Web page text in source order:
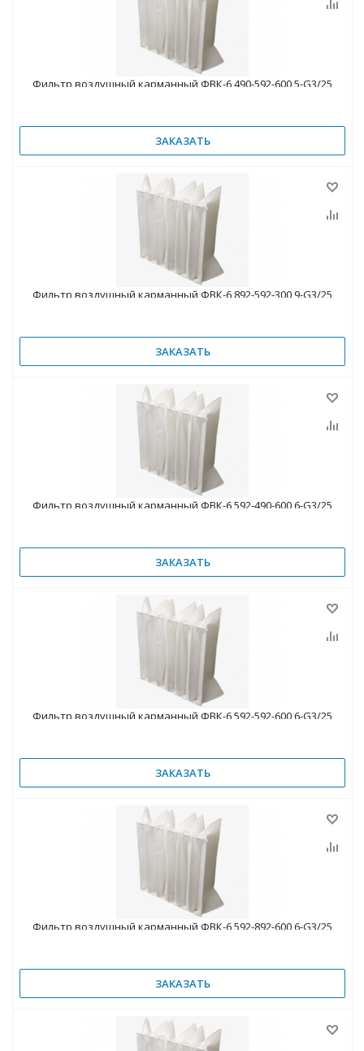
Фильтр воздушный карманный ФВК-6 490-592-600 5-G3/25
ЗАКАЗАТЬ
Фильтр воздушный карманный ФВК-6 892-592-300 9-G3/25
ЗАКАЗАТЬ
Фильтр воздушный карманный ФВК-6 592-490-600 6-G3/25
ЗАКАЗАТЬ
Фильтр воздушный карманный ФВК-6 592-592-600 6-G3/25
ЗАКАЗАТЬ
Фильтр воздушный карманный ФВК-6 592-892-600 6-G3/25
ЗАКАЗАТЬ